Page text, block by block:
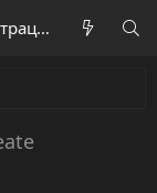
Регистрация